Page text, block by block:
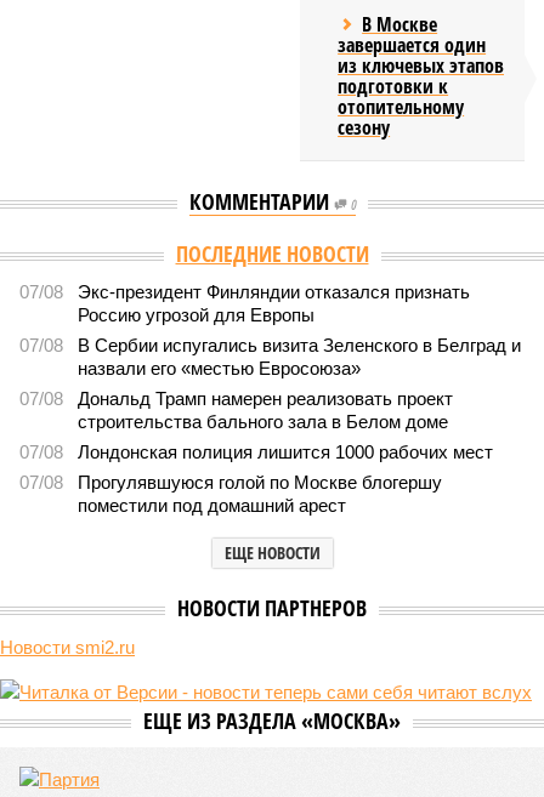
В Москве
завершается один
из ключевых этапов
подготовки к
отопительному
сезону
КОММЕНТАРИИ 0
ПОСЛЕДНИЕ НОВОСТИ
07/08
Экс-президент Финляндии отказался признать
Россию угрозой для Европы
07/08
В Сербии испугались визита Зеленского в Белград и
назвали его «местью Евросоюза»
07/08
Дональд Трамп намерен реализовать проект
строительства бального зала в Белом доме
07/08
Лондонская полиция лишится 1000 рабочих мест
07/08
Прогулявшуюся голой по Москве блогершу
поместили под домашний арест
ЕЩЕ НОВОСТИ
НОВОСТИ ПАРТНЕРОВ
Новости smi2.ru
ЕЩЕ ИЗ РАЗДЕЛА «МОСКВА»